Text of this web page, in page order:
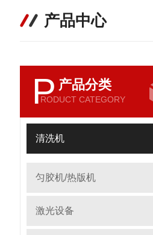
产品中心
P 产品分类
RODUCT CATEGORY
清洗机
匀胶机/热版机
激光设备